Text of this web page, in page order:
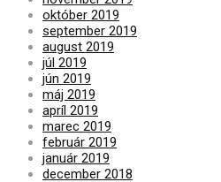
október 2019
september 2019
august 2019
júl 2019
jún 2019
máj 2019
apríl 2019
marec 2019
február 2019
január 2019
december 2018